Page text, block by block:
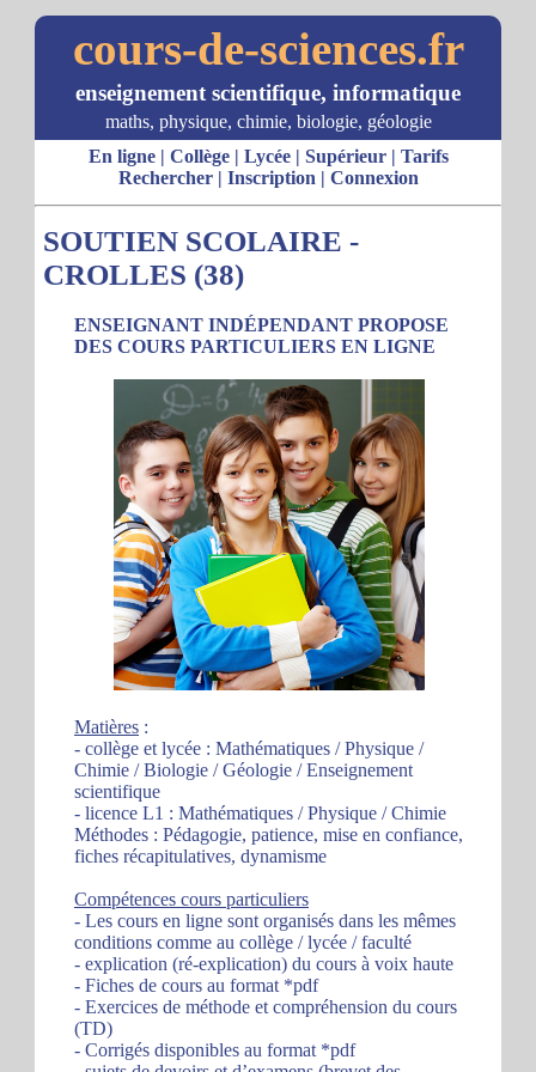
cours-de-sciences.fr
enseignement scientifique, informatique
maths, physique, chimie, biologie, géologie
En ligne| Collège| Lycée| Supérieur| Tarifs
Rechercher| Inscription | Connexion
SOUTIEN SCOLAIRE -
CROLLES (38)
ENSEIGNANT INDÉPENDANT PROPOSE
DES COURS PARTICULIERS EN LIGNE
Matières :
- collège et lycée : Mathématiques / Physique /
Chimie / Biologie / Géologie / Enseignement
scientifique
- licence L1 : Mathématiques / Physique / Chimie
Méthodes : Pédagogie, patience, mise en confiance,
fiches récapitulatives, dynamisme
Compétences cours particuliers
- Les cours en ligne sont organisés dans les mêmes
conditions comme au collège / lycée / faculté
- explication (ré-explication) du cours à voix haute
- Fiches de cours au format *pdf
- Exercices de méthode et compréhension du cours
(TD)
- Corrigés disponibles au format *pdf